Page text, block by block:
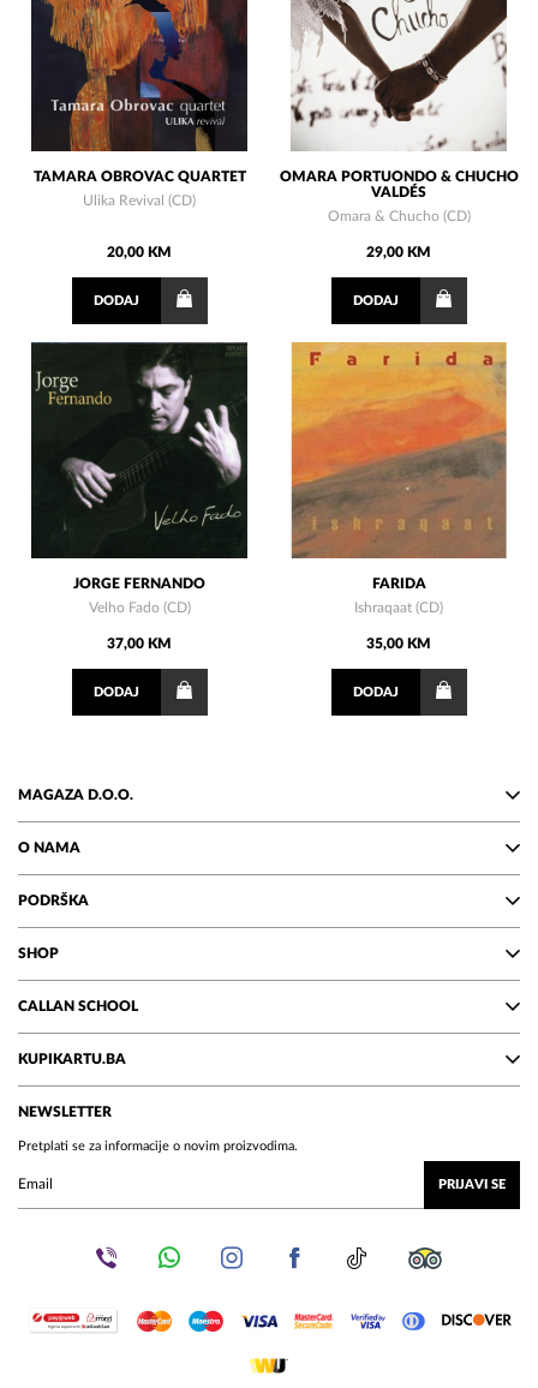
TAMARA OBROVAC QUARTET
Ulika Revival (CD)
20,00 KM
DODAJ
OMARA PORTUONDO & CHUCHO
VALDÉS
Omara & Chucho (CD)
29,00 KM
DODAJ
JORGE FERNANDO
Velho Fado (CD)
37,00 KM
DODAJ
FARIDA
Ishraqaat (CD)
35,00 KM
DODAJ
MAGAZA D.O.O.
O NAMA
PODRŠKA
SHOP
CALLAN SCHOOL
KUPIKARTU.BA
NEWSLETTER
Pretplati se za informacije o novim proizvodima.
PRIJAVI SE